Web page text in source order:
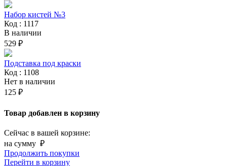
Набор кистей №3
Код : 1117
В наличии
529 ₽
Подставка под краски
Код : 1108
Нет в наличии
125 ₽
Товар добавлен в корзину
Сейчас в вашей корзине:
на сумму ₽
Продолжить покупки
Перейти в корзину